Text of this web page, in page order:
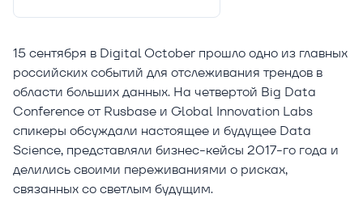
15 сентября в Digital October прошло одно из главных
российских событий для отслеживания трендов в
области больших данных. На четвертой Big Data
Conference от Rusbase и Global Innovation Labs
спикеры обсуждали настоящее и будущее Data
Science, представляли бизнес-кейсы 2017-го года и
делились своими переживаниями о рисках,
связанных со светлым будущим.